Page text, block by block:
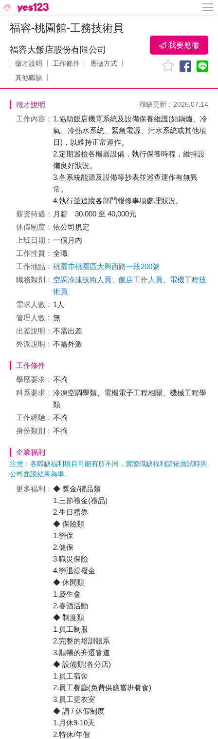
福容-桃園館-工務技術員
福容大飯店股份有限公司
徵才說明 工作條件
應徵方式
其他職缺
我要應徵
徵才說明 職缺更新：2026.07.14
工作內容： 1.協助飯店機電系統及設備保養維護(如鍋爐、冷
氣、冷熱水系統、緊急電源、污水系統或其他項
目)，以維持正常運作。
2.定期巡檢各機器設備，執行保養時程，維持設
備良好狀況。
3.各系統能源及設備等抄表並巡查運作有無異
常。
4.執行並追蹤各部門報修事項處理狀況。
薪資待遇： 月薪 30,000 至 40,000元
休假制度： 依公司規定
上班日期： 一個月內
工作性質： 全職
工作地點： 桃園市桃園區大興西路一段200號
職務類別： 空調冷凍技術人員 飯店工作人員
電機工程技
術員
需求人數： 1人
管理人數： 無
出差說明： 不需出差
外派說明： 不需外派
工作條件
學歷要求： 不拘
科系要求： 冷凍空調學類、電機電子工程相關、機械工程學
類
工作經驗： 不拘
身份類別： 不拘
企業福利
注意：各職缺福利項目可能有所不同，實際職缺福利請依面試時與
公司面談結果為準。
更多福利： ◆ 獎金/禮品類
1.三節禮金(禮品)
2.生日禮券
◆ 保險類
1.勞保
2.健保
3.職災保險
4.勞退提撥金
◆ 休閒類
1.慶生會
2.春酒活動
◆ 制度類
1.員工制服
2.完整的培訓體系
3.順暢的升遷管道
◆ 設備類(各分店)
1.員工宿舍
2.員工餐廳(免費供應當班餐食)
3.員工更衣室
◆ 請 / 休假制度
1.月休9-10天
2.特休/年假